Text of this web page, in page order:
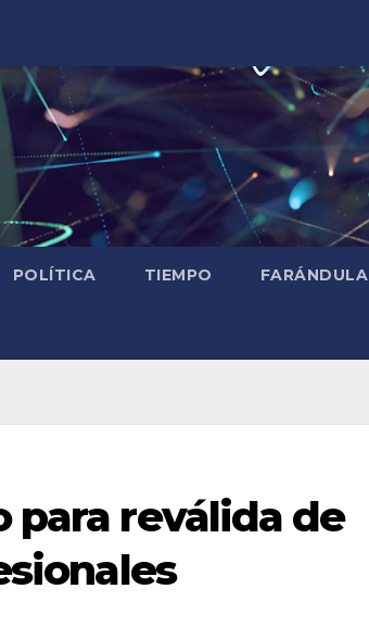
POLÍTICA TIEMPO FARÁNDULA
para reválida de